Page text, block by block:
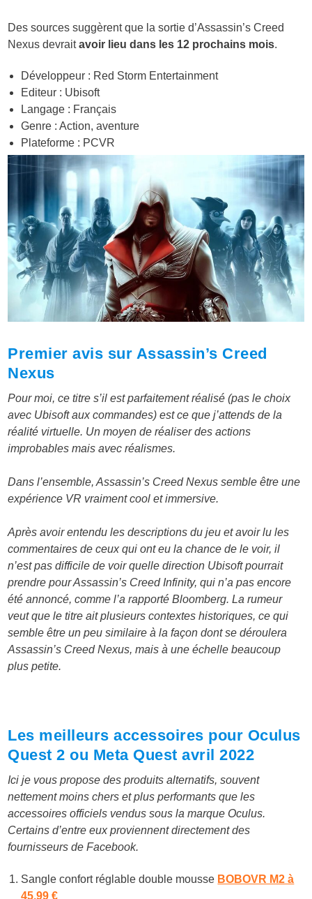
Des sources suggèrent que la sortie d’Assassin’s Creed
Nexus devraitavoir lieu dans les 12 prochains mois.
Développeur : Red Storm Entertainment
Editeur : Ubisoft
Langage : Français
Genre : Action, aventure
Plateforme : PCVR
Premier avis sur Assassin’s Creed
Nexus
Pour moi, ce titre s’il est parfaitement réalisé (pas le choix
avec Ubisoft aux commandes) est ce que j’attends de la
réalité virtuelle. Un moyen de réaliser des actions
improbables mais avec réalismes.
Dans l’ensemble, Assassin’s Creed Nexus semble être une
expérience VR vraiment cool et immersive.
Après avoir entendu les descriptions du jeu et avoir lu les
commentaires de ceux qui ont eu la chance de le voir, il
n’est pas difficile de voir quelle direction Ubisoft pourrait
prendre pour Assassin’s Creed Infinity, qui n’a pas encore
été annoncé, comme l’a rapporté Bloomberg. La rumeur
veut que le titre ait plusieurs contextes historiques, ce qui
semble être un peu similaire à la façon dont se déroulera
Assassin’s Creed Nexus, mais à une échelle beaucoup
plus petite.
Les meilleurs accessoires pour Oculus
Quest 2 ou Meta Quest avril 2022
Ici je vous propose des produits alternatifs, souvent
nettement moins chers et plus performants que les
accessoires officiels vendus sous la marque Oculus.
Certains d’entre eux proviennent directement des
fournisseurs de Facebook.
Sangle confort réglable double mousse BOBOVR M2 à
45,99 €